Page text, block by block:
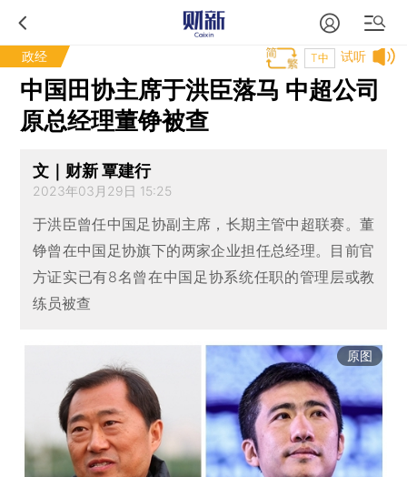
政经 试听
T中
中国田协主席于洪臣落马 中超公司
原总经理董铮被查
文｜财新 覃建行
2023年03月29日 15:25
于洪臣曾任中国足协副主席，长期主管中超联赛。董
铮曾在中国足协旗下的两家企业担任总经理。目前官
方证实已有8名曾在中国足协系统任职的管理层或教
练员被查
原图